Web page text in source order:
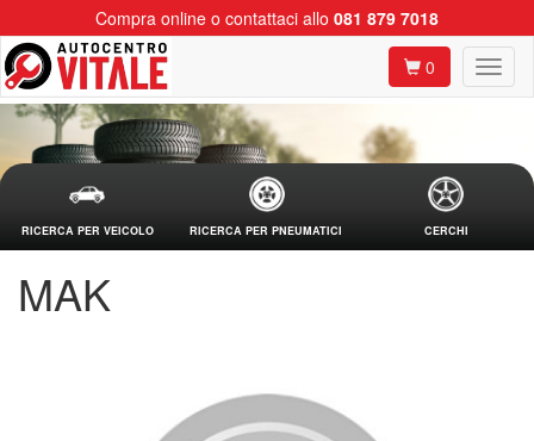
Compra online o contattaci allo 081 879 7018
0
RICERCA PER VEICOLO RICERCA PER PNEUMATICI CERCHI
MAK